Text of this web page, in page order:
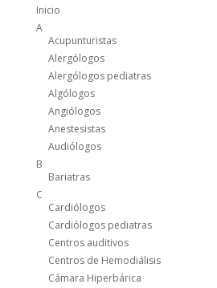
Inicio
A
Acupunturistas
Alergólogos
Alergólogos pediatras
Algólogos
Angiólogos
Anestesistas
Audiólogos
B
Bariatras
C
Cardiólogos
Cardiólogos pediatras
Centros auditivos
Centros de Hemodiálisis
Cámara Hiperbárica